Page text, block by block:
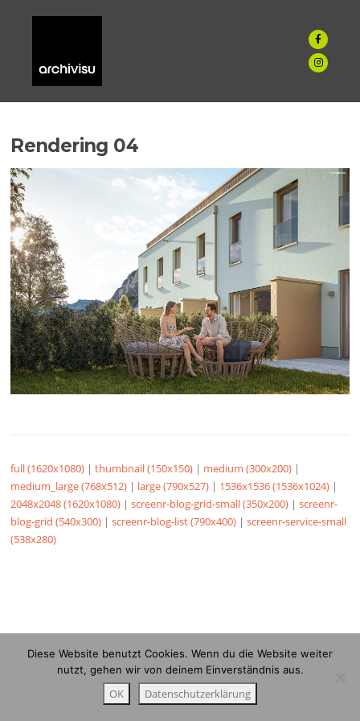
Rendering 04
full (1620x1080) |thumbnail (150x150) | medium (300x200) |
medium_large (768x512) | large (790x527) | 1536x1536 (1536x1024) |
2048x2048 (1620x1080) |screenr-blog-grid-small (350x200) |screenr-
blog-grid (540x300) |screenr-blog-list (790x400) |screenr-service-small
(538x280)
Diese Website benutzt Cookies. Wenn du die Website weiter
nutzt, gehen wir von deinem Einverständnis aus.
OK Datenschutzerklärung